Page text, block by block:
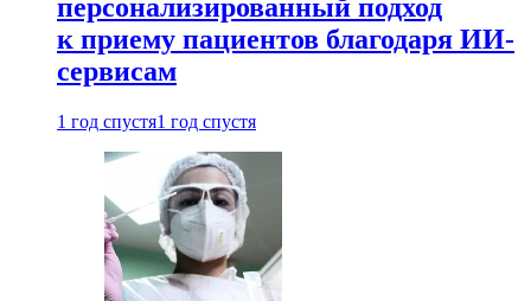
персонализированный подход
к приему пациентов благодаря ИИ-
сервисам
1 год спустя1 год спустя